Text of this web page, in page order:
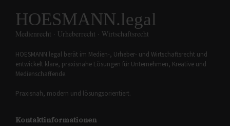
HOESMANN.legal
Medienrecht · Urheberrecht · Wirtschaftsrecht
HOESMANN.legal berät im Medien-, Urheber- und Wirtschaftsrecht und
entwickelt klare, praxisnahe Lösungen für Unternehmen, Kreative und
Medienschaffende.
Praxisnah, modern und lösungsorientiert.
Kontaktinformationen